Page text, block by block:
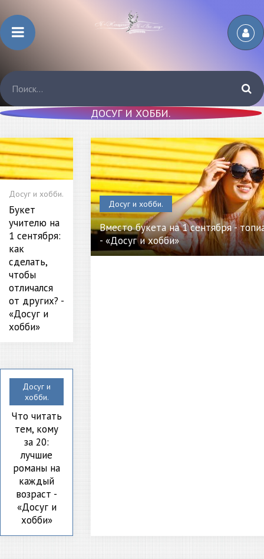
ДОСУГ И ХОББИ.
Досуг и хобби.
Букет
учителю на
1 сентября:
как
сделать,
чтобы
отличался
от других? -
«Досуг и
хобби»
Досуг и хобби.
Вместо букета на 1 сентября -
- «Досуг и хобби»
Досуг и
хобби.
Что читать
тем, кому
за 20:
лучшие
романы на
каждый
возраст -
«Досуг и
хобби»